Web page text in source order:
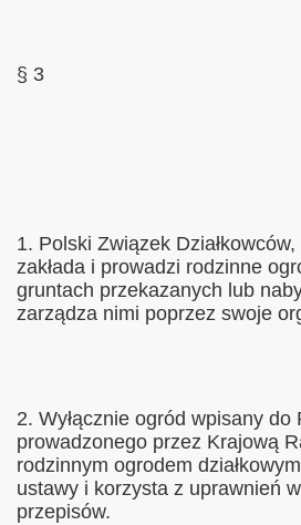
§ 3
1. Polski Związek Działkowców,
zakłada i prowadzi rodzinne
gruntach przekazanych lub
zarządza nimi poprzez swoje
2. Wyłącznie ogród wpisany do
prowadzonego przez Krajową
rodzinnym ogrodem
ustawy i korzysta z uprawnień
przepisów.